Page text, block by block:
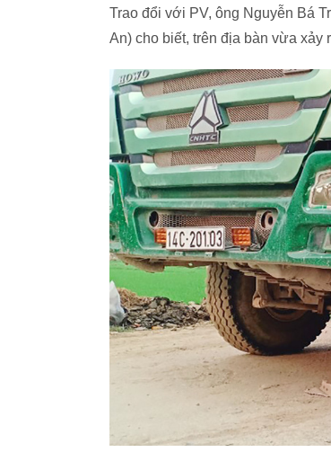
Trao đổi với PV, ông Nguyễn Bá
An) cho biết, trên địa bàn vừa xảy